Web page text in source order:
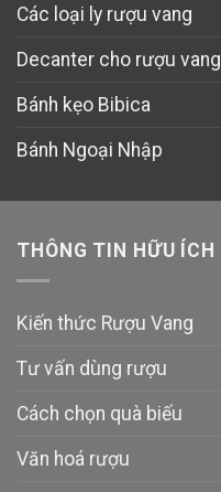
Các loại ly rượu vang
Decanter cho rượu vang
Bánh kẹo Bibica
Bánh Ngoại Nhập
THÔNG TIN HỮU ÍCH
Kiến thức Rượu Vang
Tư vấn dùng rượu
Cách chọn quà biếu
Văn hoá rượu